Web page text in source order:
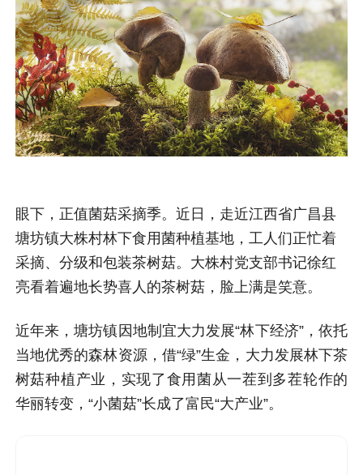
眼下，正值菌菇采摘季。近日，走近江西省广昌县
塘坊镇大株村林下食用菌种植基地，工人们正忙着
采摘、分级和包装茶树菇。大株村党支部书记徐红
亮看着遍地长势喜人的茶树菇，脸上满是笑意。
近年来，塘坊镇因地制宜大力发展“林下经济”，依托
当地优秀的森林资源，借“绿”生金，大力发展林下茶
树菇种植产业，实现了食用菌从一茬到多茬轮作的
华丽转变，“小菌菇”长成了富民“大产业”。